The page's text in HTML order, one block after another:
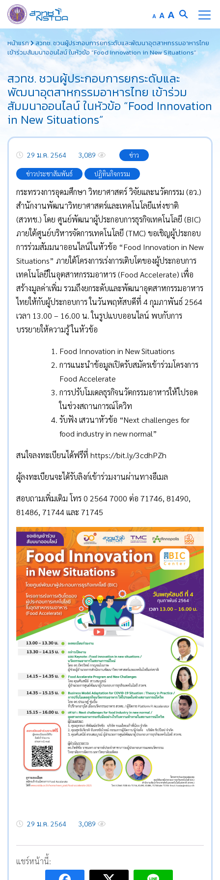
to
content
A Decrease
font
size.
AReset
font
size.
A Increase
font
size.
หน้าแรก
สวทช. ชวนผู้ประกอบการยกระดับและพัฒนาอุตสาหกรรมอาหารไทย
เข้าร่วมสัมมนาออนไลน์ ในหัวข้อ “Food Innovation in New Situations”
สวทช. ชวนผู้ประกอบการยกระดับและ
พัฒนาอุตสาหกรรมอาหารไทย เข้าร่วม
สัมมนาออนไลน์ ในหัวข้อ “Food Innovation
in New Situations”
29 ม.ค. 2564 3,089 ข่าว
ข่าวประชาสัมพันธ์ ปฏิทินกิจกรรม
กระทรวงการอุดมศึกษา วิทยาศาสตร์ วิจัยและนวัตกรรม (อว.)
สำนักงานพัฒนาวิทยาศาสตร์และเทคโนโลยีแห่งชาติ
(สวทช.) โดย ศูนย์พัฒนาผู้ประกอบการธุรกิจเทคโนโลยี (BIC)
ภายใต้ศูนย์บริหารจัดการเทคโนโลยี (TMC) ขอเชิญผู้ประกอบ
การร่วมสัมมนาออนไลน์ในหัวข้อ “Food Innovation in New
Situations” ภายใต้โครงการเร่งการเติบโตของผู้ประกอบการ
เทคโนโลยีในอุตสาหกรรมอาหาร (Food Accelerate) เพื่อ
สร้างมูลค่าเพิ่ม รวมถึงยกระดับและพัฒนาอุตสาหกรรมอาหาร
ไทยให้กับผู้ประกอบการ ในวันพฤหัสบดีที่ 4 กุมภาพันธ์ 2564
เวลา 13.00 – 16.00 น. ในรูปแบบออนไลน์ พบกับการ
บรรยายให้ความรู้ ในหัวข้อ
Food Innovation in New Situations
การแนะนำข้อมูลเปิดรับสมัครเข้าร่วมโครงการ
Food Accelerate
การปรับโมเดลธุรกิจนวัตกรรมอาหารให้ไปรอด
ในช่วงสถานการณ์โควิท
รับฟัง เสวนาหัวข้อ “Next challenges for
food industry in new normal”
สนใจลงทะเบียนได้ฟรีที่ https://bit.ly/3cdhPZh
ผู้ลงทะเบียนจะได้รับลิงก์เข้าร่วมงานผ่านทางอีเมล
สอบถามเพิ่มเติม โทร 0 2564 7000 ต่อ 71746, 81490,
81486, 71744 และ 71745
29 ม.ค. 2564 3,089
แชร์หน้านี้: